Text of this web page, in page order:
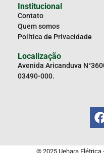
Institucional
Contato
Quem somos
Política de Privacidade
Localização
Avenida Aricanduva
03490-000.
© 2025 Uehara Elétrica